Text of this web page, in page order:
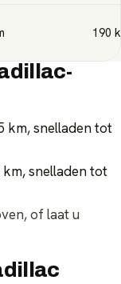
190
km, snelladen tot
snelladen tot
of laat u